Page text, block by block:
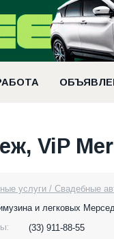
ViP
услуги / Свадебные
и легковых
(33) 911-88-55